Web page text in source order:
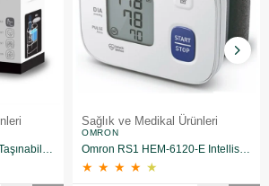
Omron MicroAIR U100 Taşınabilir Nebulizatör
Sağlık ve Medikal Ürünleri
OMRON
Omron RS1 HEM-6120-E Intellisense Bilekten Dijital Tansiyon Aleti
★ ★ ★ ★ ★